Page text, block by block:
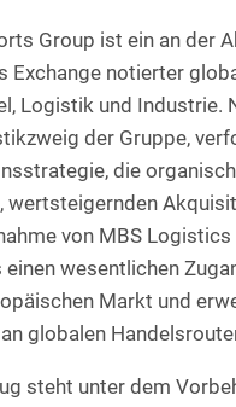
Group ist ein an der
Exchange notierter
Logistik und Industrie.
der Gruppe,
die
wertsteigernden
von MBS
wesentlichen
Markt und
globalen
steht unter dem